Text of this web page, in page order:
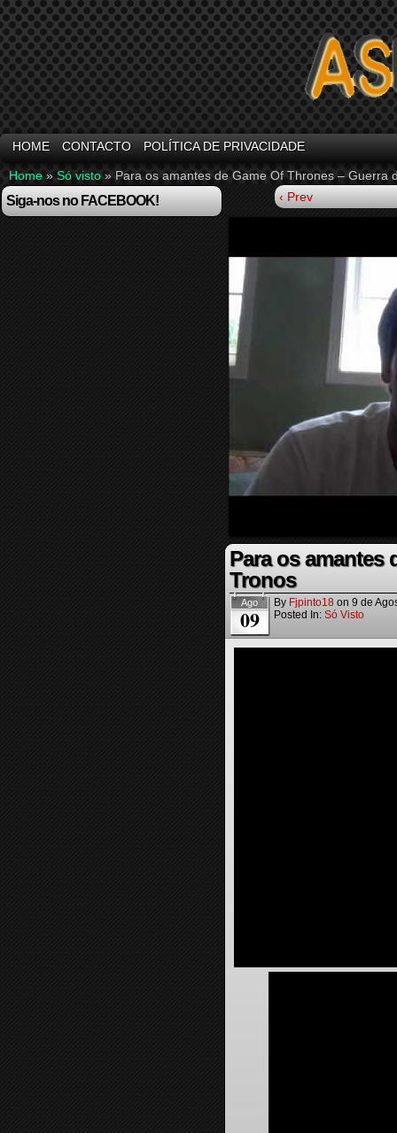
HOME CONTACTO POLÍTICA DE PRIVACIDADE
Home » Só visto » Para os amantes de Game Of Thrones – Guerra
Siga-nos no FACEBOOK! ‹ Prev
Para os amantes
Tronos
Ago
09
By Fjpinto18 on 9 de
Posted In: Só Visto